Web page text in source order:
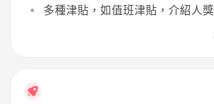
多種津貼，如值班津貼，介紹人